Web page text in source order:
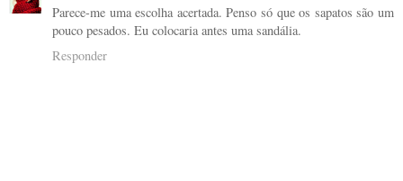
Parece-me uma escolha acertada. Penso só que os sapatos são um
pouco pesados. Eu colocaria antes uma sandália.
Responder